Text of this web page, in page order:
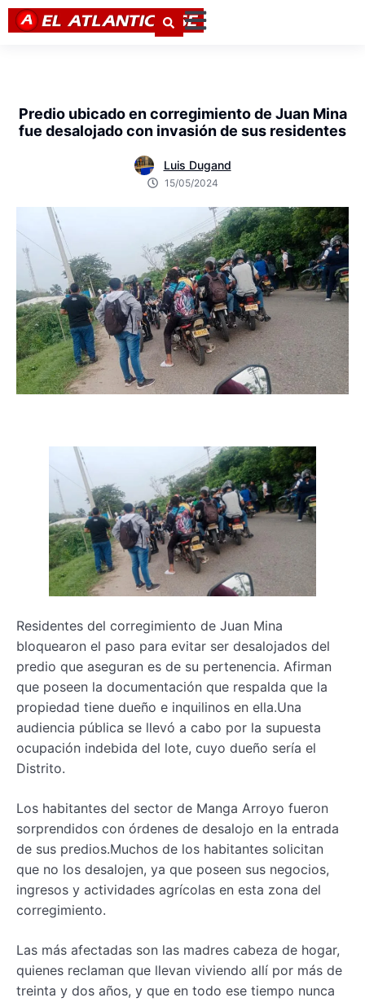
Predio ubicado en corregimiento de Juan Mina
fue desalojado con invasión de sus residentes
Luis Dugand
15/05/2024
Residentes del corregimiento de Juan Mina
bloquearon el paso para evitar ser desalojados del
predio que aseguran es de su pertenencia. Afirman
que poseen la documentación que respalda que la
propiedad tiene dueño e inquilinos en ella.Una
audiencia pública se llevó a cabo por la supuesta
ocupación indebida del lote, cuyo dueño sería el
Distrito.
Los habitantes del sector de Manga Arroyo fueron
sorprendidos con órdenes de desalojo en la entrada
de sus predios.Muchos de los habitantes solicitan
que no los desalojen, ya que poseen sus negocios,
ingresos y actividades agrícolas en esta zona del
corregimiento.
Las más afectadas son las madres cabeza de hogar,
quienes reclaman que llevan viviendo allí por más de
treinta y dos años, y que en todo ese tiempo nunca